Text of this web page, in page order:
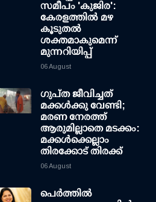
സമീപം 'കുജിര':
കേരളത്തില്‍ മഴ
കൂടുതല്‍
ശക്തമാകുമെന്ന്
മുന്നറിയിപ്പ്
06 August
ഗുപ്ത ജീവിച്ചത്
മക്കള്‍ക്കു വേണ്ടി;
മരണ നേരത്ത്
ആരുമില്ലാതെ മടക്കം:
മക്കള്‍ക്കെല്ലാം
തിരക്കോട് തിരക്ക്
06 August
പെർത്തിൽ